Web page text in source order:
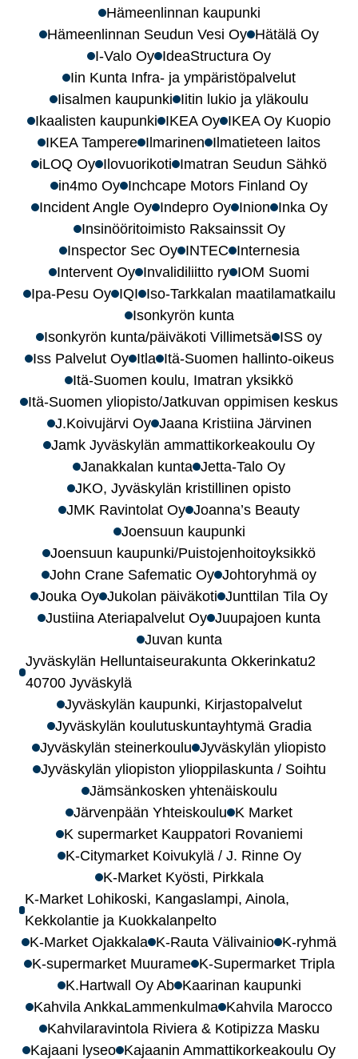
Hämeenlinnan kaupunki
Hämeenlinnan Seudun Vesi Oy Hätälä Oy
I-Valo Oy IdeaStructura Oy
Iin Kunta Infra- ja ympäristöpalvelut
Iisalmen kaupunki Iitin lukio ja yläkoulu
Ikaalisten kaupunki IKEA Oy IKEA Oy Kuopio
IKEA Tampere Ilmarinen Ilmatieteen laitos
iLOQ Oy Ilovuorikoti Imatran Seudun Sähkö
in4mo Oy Inchcape Motors Finland Oy
Incident Angle Oy Indepro Oy Inion Inka Oy
Insinööritoimisto Raksainssit Oy
Inspector Sec Oy INTEC Internesia
Intervent Oy Invalidiliitto ry IOM Suomi
Ipa-Pesu Oy IQI Iso-Tarkkalan maatilamatkailu
Isonkyrön kunta
Isonkyrön kunta/päiväkoti Villimetsä ISS oy
Iss Palvelut Oy Itla Itä-Suomen hallinto-oikeus
Itä-Suomen koulu, Imatran yksikkö
Itä-Suomen yliopisto/Jatkuvan oppimisen keskus
J.Koivujärvi Oy Jaana Kristiina Järvinen
Jamk Jyväskylän ammattikorkeakoulu Oy
Janakkalan kunta Jetta-Talo Oy
JKO, Jyväskylän kristillinen opisto
JMK Ravintolat Oy Joanna’s Beauty
Joensuun kaupunki
Joensuun kaupunki/Puistojenhoitoyksikkö
John Crane Safematic Oy Johtoryhmä oy
Jouka Oy Jukolan päiväkoti Junttilan Tila Oy
Justiina Ateriapalvelut Oy Juupajoen kunta
Juvan kunta
Jyväskylän Helluntaiseurakunta Okkerinkatu2
40700 Jyväskylä
Jyväskylän kaupunki, Kirjastopalvelut
Jyväskylän koulutuskuntayhtymä Gradia
Jyväskylän steinerkoulu Jyväskylän yliopisto
Jyväskylän yliopiston ylioppilaskunta / Soihtu
Jämsänkosken yhtenäiskoulu
Järvenpään Yhteiskoulu K Market
K supermarket Kauppatori Rovaniemi
K-Citymarket Koivukylä / J. Rinne Oy
K-Market Kyösti, Pirkkala
K-Market Lohikoski, Kangaslampi, Ainola,
Kekkolantie ja Kuokkalanpelto
K-Market Ojakkala K-Rauta Välivainio K-ryhmä
K-supermarket Muurame K-Supermarket Tripla
K.Hartwall Oy Ab Kaarinan kaupunki
Kahvila AnkkaLammenkulma Kahvila Marocco
Kahvilaravintola Riviera & Kotipizza Masku
Kajaani lyseo Kajaanin Ammattikorkeakoulu Oy